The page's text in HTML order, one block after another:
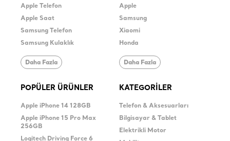
Apple Telefon
Apple Saat
Samsung Telefon
Samsung Kulaklık
Daha Fazla
Apple
Samsung
Xiaomi
Honda
Daha Fazla
POPÜLER ÜRÜNLER
Apple iPhone 14 128GB
Apple iPhone 15 Pro Max
256GB
Logitech Driving Force 6
KATEGORİLER
Telefon & Aksesuarları
Bilgisayar & Tablet
Elektrikli Motor